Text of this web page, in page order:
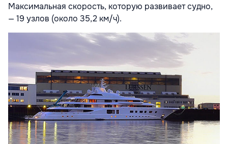
Максимальная скорость, которую развивает судно,
— 19 узлов (около 35,2 км/ч).